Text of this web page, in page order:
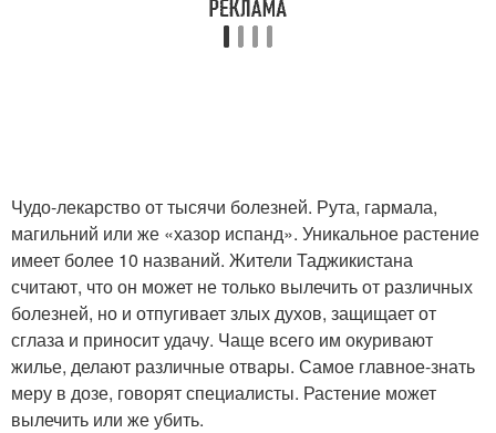
Чудо-лекарство от тысячи болезней. Рута, гармала,
магильний или же «хазор испанд». Уникальное растение
имеет более 10 названий. Жители Таджикистана
считают, что он может не только вылечить от различных
болезней, но и отпугивает злых духов, защищает от
сглаза и приносит удачу. Чаще всего им окуривают
жилье, делают различные отвары. Самое главное-знать
меру в дозе, говорят специалисты. Растение может
вылечить или же убить.